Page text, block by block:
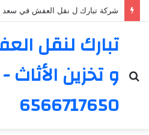
تبارك لنقل
و تخزين الأثاث -
6566717650
بحث